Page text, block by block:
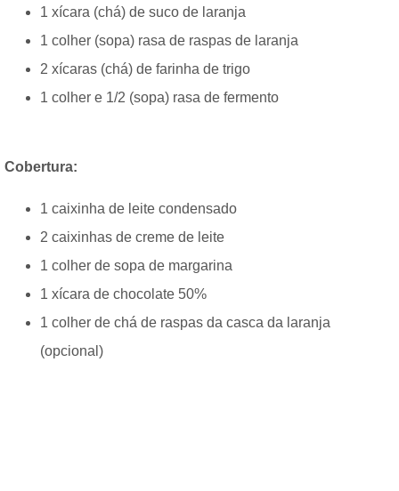
1 xícara (chá) de suco de laranja
1 colher (sopa) rasa de raspas de laranja
2 xícaras (chá) de farinha de trigo
1 colher e 1/2 (sopa) rasa de fermento
Cobertura:
1 caixinha de leite condensado
2 caixinhas de creme de leite
1 colher de sopa de margarina
1 xícara de chocolate 50%
1 colher de chá de raspas da casca da laranja
(opcional)